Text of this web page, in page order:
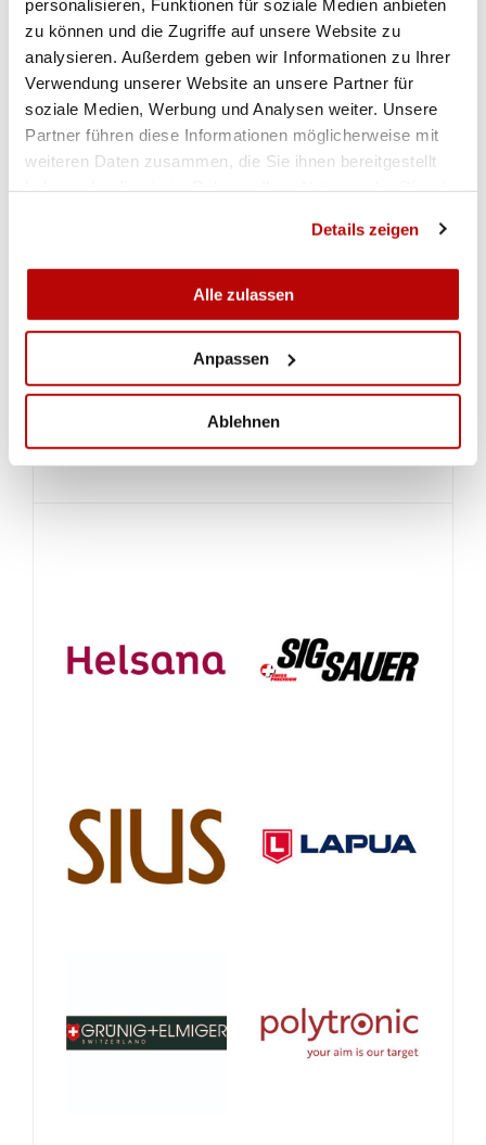
personalisieren, Funktionen für soziale Medien anbieten
zu können und die Zugriffe auf unsere Website zu
analysieren. Außerdem geben wir Informationen zu Ihrer
Verwendung unserer Website an unsere Partner für
soziale Medien, Werbung und Analysen weiter. Unsere
Partner führen diese Informationen möglicherweise mit
weiteren Daten zusammen, die Sie ihnen bereitgestellt
Details zeigen
Alle zulassen
Anpassen
Ablehnen
Vorrunde. Damit war Isabel eine Klasse für sich.
Vereinsmässig waren St. Martin und der MSV
Turtmann die erfolgreichsten Medaillengewinner.
Einzig Evolène ergatterte sich noch eine Bronze –
Auszeichnung.
Die beiden Kantonalverantwortlichen Norbert
Schützen/innen sehr zufrieden. Im September
folgen noch die Schweizer- und die
Westschweizer-Finals. Weitere Medaillen sind
(Francis Pianzola)